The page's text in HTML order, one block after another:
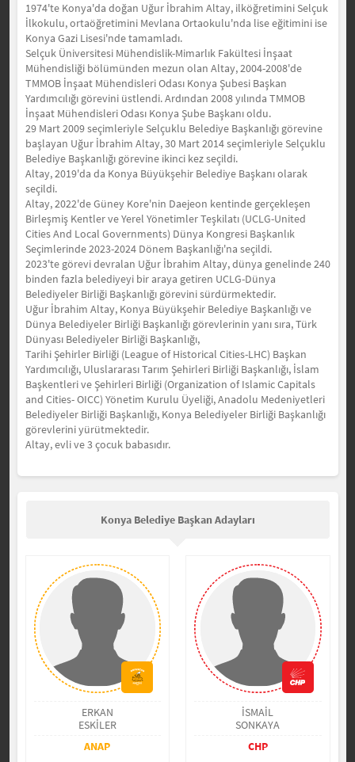
1974'te Konya'da doğan Uğur İbrahim Altay, ilköğretimini Selçuk
İlkokulu, ortaöğretimini Mevlana Ortaokulu'nda lise eğitimini ise
Konya Gazi Lisesi'nde tamamladı.
Selçuk Üniversitesi Mühendislik-Mimarlık Fakültesi İnşaat
Mühendisliği bölümünden mezun olan Altay, 2004-2008'de
TMMOB İnşaat Mühendisleri Odası Konya Şubesi Başkan
Yardımcılığı görevini üstlendi. Ardından 2008 yılında TMMOB
İnşaat Mühendisleri Odası Konya Şube Başkanı oldu.
29 Mart 2009 seçimleriyle Selçuklu Belediye Başkanlığı görevine
başlayan Uğur İbrahim Altay, 30 Mart 2014 seçimleriyle Selçuklu
Belediye Başkanlığı görevine ikinci kez seçildi.
Altay, 2019'da da Konya Büyükşehir Belediye Başkanı olarak
seçildi.
Altay, 2022'de Güney Kore'nin Daejeon kentinde gerçekleşen
Birleşmiş Kentler ve Yerel Yönetimler Teşkilatı (UCLG-United
Cities And Local Governments) Dünya Kongresi Başkanlık
Seçimlerinde 2023-2024 Dönem Başkanlığı'na seçildi.
2023'te görevi devralan Uğur İbrahim Altay, dünya genelinde 240
binden fazla belediyeyi bir araya getiren UCLG-Dünya
Belediyeler Birliği Başkanlığı görevini sürdürmektedir.
Uğur İbrahim Altay, Konya Büyükşehir Belediye Başkanlığı ve
Dünya Belediyeler Birliği Başkanlığı görevlerinin yanı sıra, Türk
Dünyası Belediyeler Birliği Başkanlığı,
Tarihi Şehirler Birliği (League of Historical Cities-LHC) Başkan
Yardımcılığı, Uluslararası Tarım Şehirleri Birliği Başkanlığı, İslam
Başkentleri ve Şehirleri Birliği (Organization of Islamic Capitals
and Cities- OICC) Yönetim Kurulu Üyeliği, Anadolu Medeniyetleri
Belediyeler Birliği Başkanlığı, Konya Belediyeler Birliği Başkanlığı
görevlerini yürütmektedir.
Altay, evli ve 3 çocuk babasıdır.
Konya Belediye Başkan Adayları
ERKAN
ESKİLER
ANAP
İSMAİL
SONKAYA
CHP